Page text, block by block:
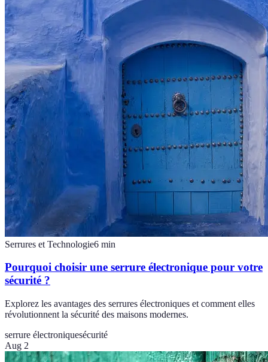
Serrures et Technologie6 min
Pourquoi choisir une serrure électronique pour votre
sécurité ?
Explorez les avantages des serrures électroniques et comment elles
révolutionnent la sécurité des maisons modernes.
serrure électroniquesécurité
Aug 2